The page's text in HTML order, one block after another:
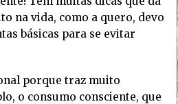
na vida, como a quero, devo
básicas para se evitar
porque traz muito
o consumo consciente, que